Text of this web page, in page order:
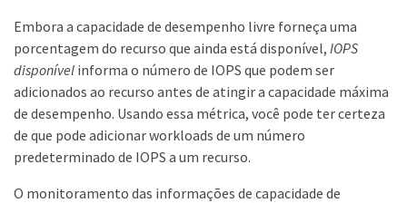
Embora a capacidade de desempenho livre forneça uma
porcentagem do recurso que ainda está disponível, IOPS
disponível informa o número de IOPS que podem ser
adicionados ao recurso antes de atingir a capacidade máxima
de desempenho. Usando essa métrica, você pode ter certeza
de que pode adicionar workloads de um número
predeterminado de IOPS a um recurso.
O monitoramento das informações de capacidade de